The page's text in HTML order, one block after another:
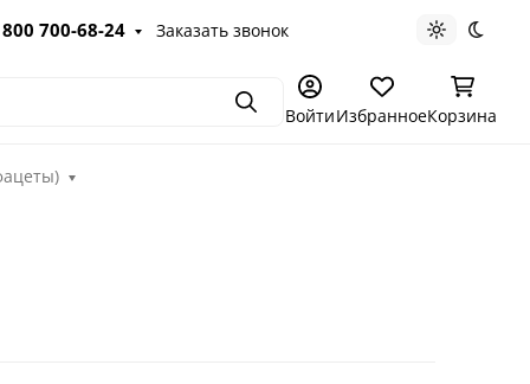
700-68-24 Заказать звонок Светлая
ПоискВойтиИзбранноеКорзина